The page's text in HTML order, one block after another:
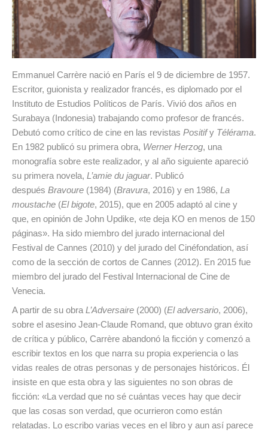
Emmanuel Carrère nació en París el 9 de diciembre de 1957.
Escritor, guionista y realizador francés, es diplomado por el
Instituto de Estudios Políticos de París. Vivió dos años en
Surabaya (Indonesia) trabajando como profesor de francés.
Debutó como crítico de cine en las revistas Positify Télérama.
En 1982 publicó su primera obra, Werner Herzog, una
monografía sobre este realizador, y al año siguiente apareció
su primera novela, L’amie du jaguar. Publicó
después Bravoure (1984) (Bravura, 2016) y en 1986, La
moustache (El bigote, 2015), que en 2005 adaptó al cine y
que, en opinión de John Updike, «te deja KO en menos de 150
páginas». Ha sido miembro del jurado internacional del
Festival de Cannes (2010) y del jurado del Cinéfondation, así
como de la sección de cortos de Cannes (2012). En 2015 fue
miembro del jurado del Festival Internacional de Cine de
Venecia.
A partir de su obra L’Adversaire (2000) (El adversario, 2006),
sobre el asesino Jean-Claude Romand, que obtuvo gran éxito
de crítica y público, Carrère abandonó la ficción y comenzó a
escribir textos en los que narra su propia experiencia o las
vidas reales de otras personas y de personajes históricos. Él
insiste en que esta obra y las siguientes no son obras de
ficción: «La verdad que no sé cuántas veces hay que decir
que las cosas son verdad, que ocurrieron como están
relatadas. Lo escribo varias veces en el libro y aun así parece